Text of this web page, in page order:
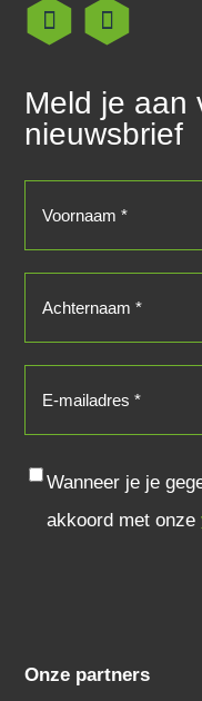
Meld je aan
nieuwsbrief
Consent
Wanneer je je
akkoord met onze
Onze partners